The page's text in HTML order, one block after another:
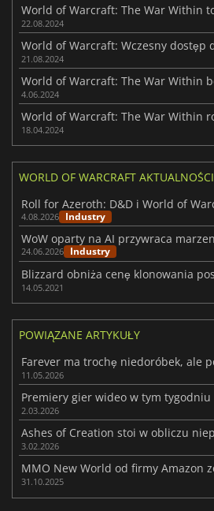
22.08.2024
21.08.2024
4.06.2024
18.04.2024
WORLD OF WARCRAFT AKTUALNOŚCI
4.08.2026 Industry
24.06.2026 Industry
14.05.2021
POWIĄZANE ARTYKUŁY
11.05.2026
2.03.2026
3.02.2026
31.10.2025